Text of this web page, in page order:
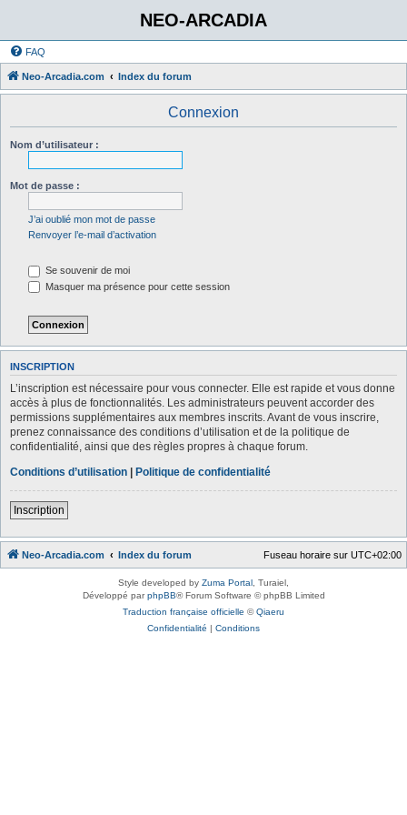
NEO-ARCADIA
FAQ
Neo-Arcadia.com Index du forum
Connexion
Nom d’utilisateur :
Mot de passe :
J’ai oublié mon mot de passe
Renvoyer l’e-mail d’activation
Se souvenir de moi
Masquer ma présence pour cette session
INSCRIPTION
L’inscription est nécessaire pour vous connecter. Elle est rapide et vous donne
accès à plus de fonctionnalités. Les administrateurs peuvent accorder des
permissions supplémentaires aux membres inscrits. Avant de vous inscrire,
prenez connaissance des conditions d’utilisation et de la politique de
confidentialité, ainsi que des règles propres à chaque forum.
Conditions d’utilisation | Politique de confidentialité
Inscription
Neo-Arcadia.com Index du forum Fuseau horaire sur UTC+02:00
Style developed by Zuma Portal , Turaiel,
Développé parphpBB® Forum Software © phpBB Limited
Traduction française officielle ©Qiaeru
Confidentialité | Conditions